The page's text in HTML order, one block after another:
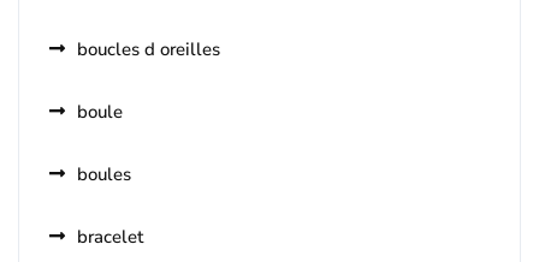
boucles d oreilles
boule
boules
bracelet